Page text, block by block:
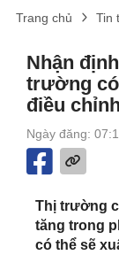
Trang chủ Tin
Nhận
trường có
điều chỉnh
Ngày đăng:
Thị trường
tăng trong
có thể sẽ